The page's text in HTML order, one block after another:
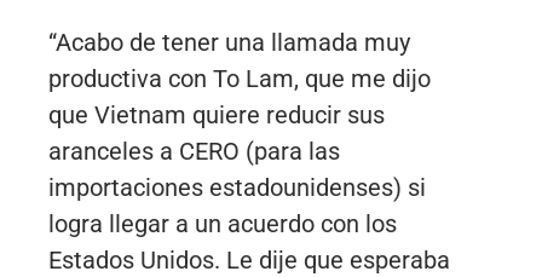
“Acabo de tener una llamada muy
productiva con To Lam, que me dijo
que Vietnam quiere reducir sus
aranceles a CERO (para las
importaciones estadounidenses) si
logra llegar a un acuerdo con los
Estados Unidos. Le dije que esperaba